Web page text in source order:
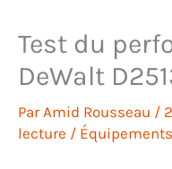
Test du
DeWalt
Par Amid Rousseau /
lecture /